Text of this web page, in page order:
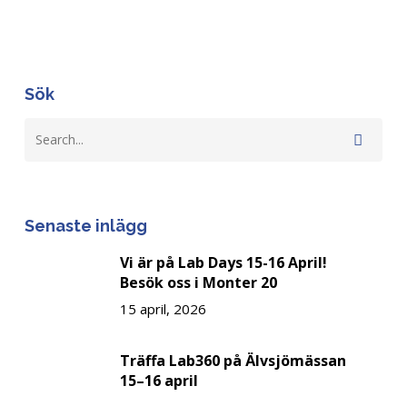
Sök
Senaste inlägg
Vi är på Lab Days 15-16 April!
Besök oss i Monter 20
15 april, 2026
Träffa Lab360 på Älvsjömässan
15–16 april